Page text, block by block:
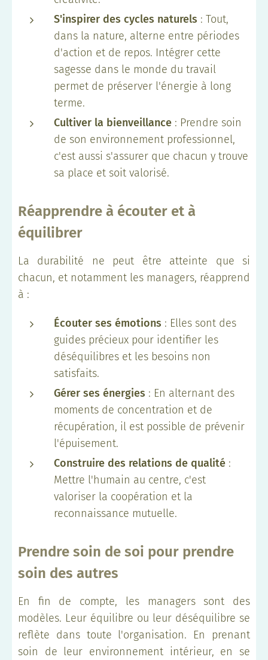
S'inspirer des cycles naturels : Tout,
dans la nature, alterne entre périodes
d'action et de repos. Intégrer cette
sagesse dans le monde du travail
permet de préserver l'énergie à long
terme.
Cultiver la bienveillance : Prendre soin
de son environnement professionnel,
c'est aussi s'assurer que chacun y trouve
sa place et soit valorisé.
Réapprendre à écouter et à
équilibrer
La durabilité ne peut être atteinte que si
chacun, et notamment les managers, réapprend
à :
Écouter ses émotions : Elles sont des
guides précieux pour identifier les
déséquilibres et les besoins non
satisfaits.
Gérer ses énergies : En alternant des
moments de concentration et de
récupération, il est possible de prévenir
l'épuisement.
Construire des relations de qualité :
Mettre l'humain au centre, c'est
valoriser la coopération et la
reconnaissance mutuelle.
Prendre soin de soi pour prendre
soin des autres
En fin de compte, les managers sont des
modèles. Leur équilibre ou leur déséquilibre se
reflète dans toute l'organisation. En prenant
soin de leur environnement intérieur, en se